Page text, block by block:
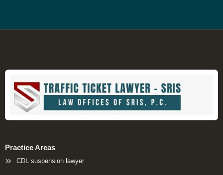
Practice Areas
CDL suspension lawyer